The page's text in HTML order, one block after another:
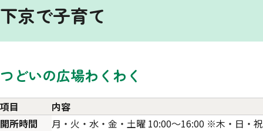
下京で子育て
つどいの広場わくわく
項目
内容
開所時間
月・火・水・金・土曜 10:00～16:00 ※木・日・祝